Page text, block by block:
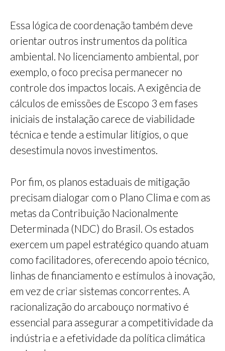
Essa lógica de coordenação também deve
orientar outros instrumentos da política
ambiental. No licenciamento ambiental, por
exemplo, o foco precisa permanecer no
controle dos impactos locais. A exigência de
cálculos de emissões de Escopo 3 em fases
iniciais de instalação carece de viabilidade
técnica e tende a estimular litígios, o que
desestimula novos investimentos.
Por fim, os planos estaduais de mitigação
precisam dialogar com o Plano Clima e com as
metas da Contribuição Nacionalmente
Determinada (NDC) do Brasil. Os estados
exercem um papel estratégico quando atuam
como facilitadores, oferecendo apoio técnico,
linhas de financiamento e estímulos à inovação,
em vez de criar sistemas concorrentes. A
racionalização do arcabouço normativo é
essencial para assegurar a competitividade da
indústria e a efetividade da política climática